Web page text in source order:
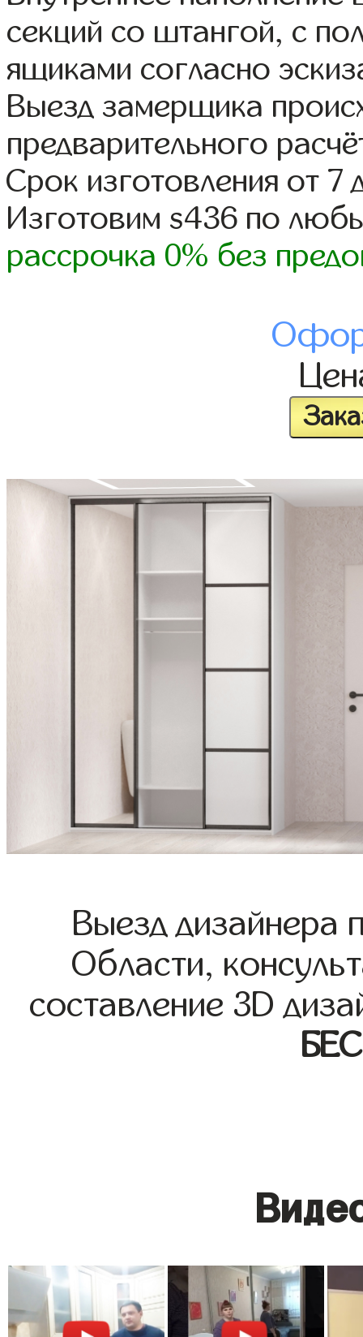
секций со штангой, с
ящиками согласно
Выезд замерщика
предварительного
Срок изготовления от 7
Изготовим s436 по
рассрочка 0% без
Выезд дизайнера
Области,
составление 3D